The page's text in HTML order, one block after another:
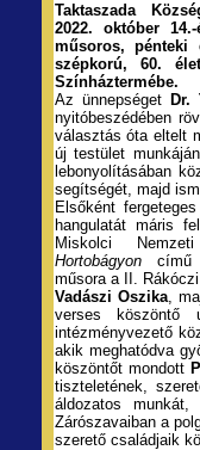
Taktaszada
2022. október
műsoros, pénteki
szépkorú, 60.
Színháztermébe.
Az ünnepséget Dr.
nyitóbeszédében
választás óta eltelt
új testület
lebonyolításában
segítségét, majd
Elsőként
hangulatát máris
Miskolci
Hortobágyoncímű
műsora a II.
Vadászi Oszika,
verses köszöntő
intézményvezető
akik meghatódva
köszöntőt mondott
tiszteletének,
áldozatos
Zárószavaiban a
szerető családjaik